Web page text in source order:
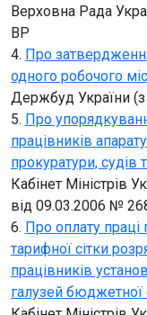
Верховна Рада
ВР
4. Про
одного робочого
Держбуд України
5. Про
працівників
прокуратури, судів
Кабінет Міністрів
від 09.03.2006 №
6. Про оплату праці
тарифної сітки
працівників
галузей